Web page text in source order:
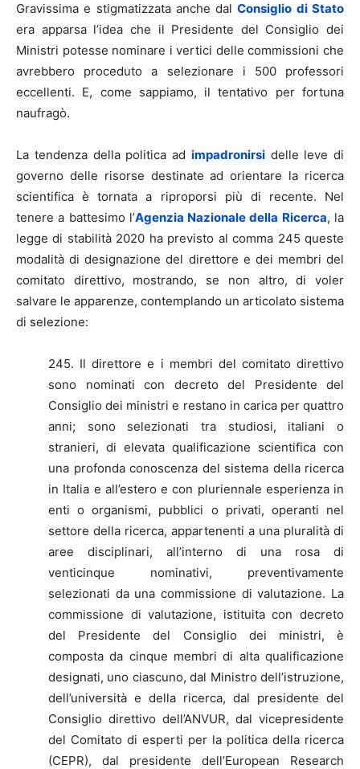
Gravissima e stigmatizzata anche dalConsiglio di Stato
era apparsa l’idea che il Presidente del Consiglio dei
Ministri potesse nominare i vertici delle commissioni che
avrebbero proceduto a selezionare i 500 professori
eccellenti. E, come sappiamo, il tentativo per fortuna
naufragò.
La tendenza della politica ad impadronirsidelle leve di
governo delle risorse destinate ad orientare la ricerca
scientifica è tornata a riproporsi più di recente. Nel
tenere a battesimo l’Agenzia Nazionale della Ricerca, la
legge di stabilità 2020 ha previsto al comma 245 queste
modalità di designazione del direttore e dei membri del
comitato direttivo, mostrando, se non altro, di voler
salvare le apparenze, contemplando un articolato sistema
di selezione:
245. Il direttore e i membri del comitato direttivo
sono nominati con decreto del Presidente del
Consiglio dei ministri e restano in carica per quattro
anni; sono selezionati tra studiosi, italiani o
stranieri, di elevata qualificazione scientifica con
una profonda conoscenza del sistema della ricerca
in Italia e all’estero e con pluriennale esperienza in
enti o organismi, pubblici o privati, operanti nel
settore della ricerca, appartenenti a una pluralità di
aree disciplinari, all’interno di una rosa di
venticinque nominativi, preventivamente
selezionati da una commissione di valutazione. La
commissione di valutazione, istituita con decreto
del Presidente del Consiglio dei ministri, è
composta da cinque membri di alta qualificazione
designati, uno ciascuno, dal Ministro dell’istruzione,
dell’università e della ricerca, dal presidente del
Consiglio direttivo dell’ANVUR, dal vicepresidente
del Comitato di esperti per la politica della ricerca
(CEPR), dal presidente dell’European Research